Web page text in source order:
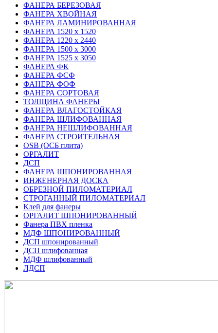
ФАНЕРА БЕРЕЗОВАЯ
ФАНЕРА ХВОЙНАЯ
ФАНЕРА ЛАМИНИРОВАННАЯ
ФАНЕРА 1520 х 1520
ФАНЕРА 1220 х 2440
ФАНЕРА 1500 х 3000
ФАНЕРА 1525 х 3050
ФАНЕРА ФК
ФАНЕРА ФСФ
ФАНЕРА ФОФ
ФАНЕРА СОРТОВАЯ
ТОЛЩИНА ФАНЕРЫ
ФАНЕРА ВЛАГОСТОЙКАЯ
ФАНЕРА ШЛИФОВАННАЯ
ФАНЕРА НЕШЛИФОВАННАЯ
ФАНЕРА СТРОИТЕЛЬНАЯ
OSB (ОСБ плита)
ОРГАЛИТ
ДСП
ФАНЕРА ШПОНИРОВАННАЯ
ИНЖЕНЕРНАЯ ДОСКА
ОБРЕЗНОЙ ПИЛОМАТЕРИАЛ
СТРОГАННЫЙ ПИЛОМАТЕРИАЛ
Клей для фанеры
ОРГАЛИТ ШПОНИРОВАННЫЙ
Фанера ПВХ пленка
МДФ ШПОНИРОВАННЫЙ
ДСП шпонированный
ДСП шлифованная
МДФ шлифованный
ЛДСП